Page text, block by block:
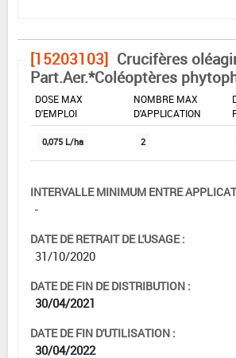
[15203103] Crucifères
Part.Aer.*Coléoptères
DOSE MAX
D'EMPLOI
NOMBRE MAX
D'APPLICATION
0,075 L/ha 2
INTERVALLE MINIMUM ENTRE
-
DATE DE RETRAIT DE L'USAGE :
31/10/2020
DATE DE FIN DE DISTRIBUTION :
30/04/2021
DATE DE FIN D'UTILISATION :
30/04/2022